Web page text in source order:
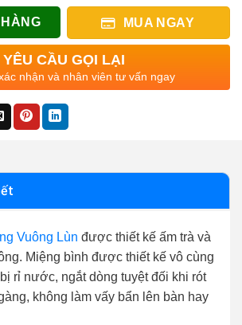
MUA NGAY
YÊU CẦU GỌI LẠI
nhận và nhân viên tư vấn ngay
Vuông Lùn được thiết kế ấm trà và
Miệng bình được thiết kế vô cùng
rỉ nước, ngắt dòng tuyệt đối khi rót
không làm vấy bẩn lên bàn hay